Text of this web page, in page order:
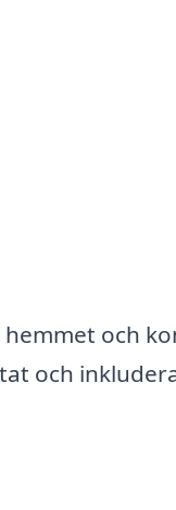
och
och